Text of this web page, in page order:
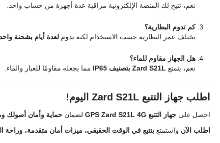
نعم، تتيح لك المنصة الإلكترونية مراقبة عدة أجهزة من حساب واحد.
كم تدوم البطارية؟
يختلف عمر البطارية حسب الاستخدام لكنه يدوم لعدة أيام بشحنة
هل الجهاز مقاوم للماء؟
نعم، يتمتع Zard S21L بتصنيف IP65 مما يجعله مقاومًا للغبار والماء.
اطلب جهاز التتبع Zard S21L اليوم!
احصل على جهاز التتبع GPS Zard S21L 4G لضمان حماية وأمان أصولك
اطلب الآن واستمتع بتتبع في الوقت الحقيقي، ميزات أمان متقدمة، وراحة